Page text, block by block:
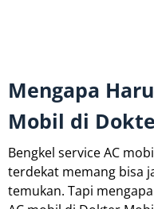
Mengapa
Mobil di
Bengkel service AC
terdekat memang bisa
temukan. Tapi